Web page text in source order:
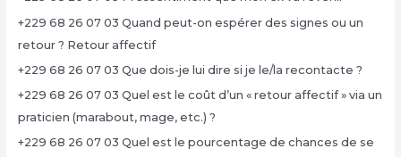
+229 68 26 07 03 Quand peut-on espérer des signes ou un
retour ? Retour affectif
+229 68 26 07 03 Que dois-je lui dire si je le/la recontacte ?
+229 68 26 07 03 Quel est le coût d’un « retour affectif » via un
praticien (marabout, mage, etc.) ?
+229 68 26 07 03 Quel est le pourcentage de chances de se